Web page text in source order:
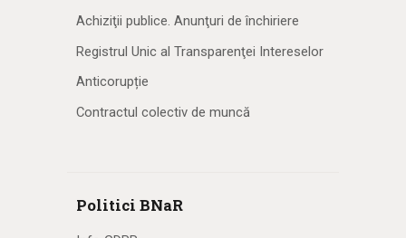
Achiziţii publice. Anunţuri de închiriere
Registrul Unic al Transparenţei Intereselor
Anticorupție
Contractul colectiv de muncă
Politici BNaR